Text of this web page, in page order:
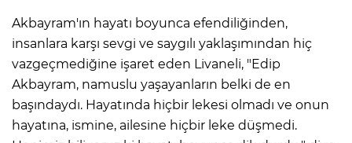
Akbayram'ın hayatı boyunca efendiliğinden,
insanlara karşı sevgi ve saygılı yaklaşımından hiç
vazgeçmediğine işaret eden Livaneli, "Edip
Akbayram, namuslu yaşayanların belki de en
başındaydı. Hayatında hiçbir lekesi olmadı ve onun
hayatına, ismine, ailesine hiçbir leke düşmedi.